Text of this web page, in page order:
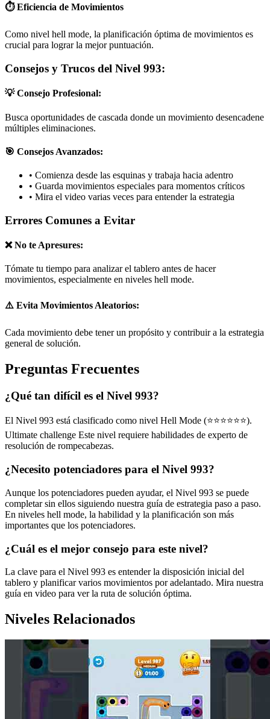
⏱️ Eficiencia de Movimientos
Como nivel hell mode, la planificación óptima de movimientos es
crucial para lograr la mejor puntuación.
Consejos y Trucos del Nivel 993:
💡 Consejo Profesional:
Busca oportunidades de cascada donde un movimiento desencadene
múltiples eliminaciones.
🎯 Consejos Avanzados:
• Comienza desde las esquinas y trabaja hacia adentro
• Guarda movimientos especiales para momentos críticos
• Mira el video varias veces para entender la estrategia
Errores Comunes a Evitar
❌ No te Apresures:
Tómate tu tiempo para analizar el tablero antes de hacer
movimientos, especialmente en niveles hell mode.
⚠️ Evita Movimientos Aleatorios:
Cada movimiento debe tener un propósito y contribuir a la estrategia
general de solución.
Preguntas Frecuentes
¿Qué tan difícil es el Nivel 993?
El Nivel 993 está clasificado como nivel Hell Mode (⭐⭐⭐⭐⭐⭐).
Ultimate challenge Este nivel requiere habilidades de experto de
resolución de rompecabezas.
¿Necesito potenciadores para el Nivel 993?
Aunque los potenciadores pueden ayudar, el Nivel 993 se puede
completar sin ellos siguiendo nuestra guía de estrategia paso a paso.
En niveles hell mode, la habilidad y la planificación son más
importantes que los potenciadores.
¿Cuál es el mejor consejo para este nivel?
La clave para el Nivel 993 es entender la disposición inicial del
tablero y planificar varios movimientos por adelantado. Mira nuestra
guía en video para ver la ruta de solución óptima.
Niveles Relacionados